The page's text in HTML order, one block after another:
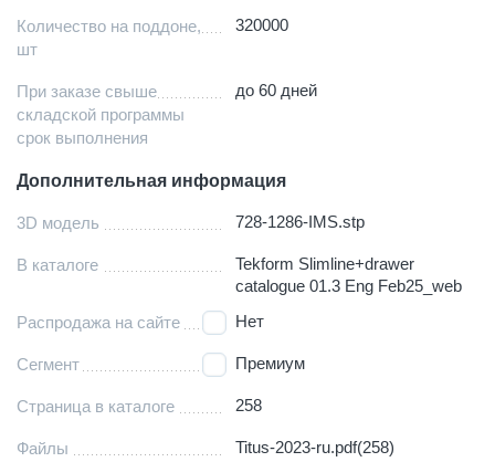
Количество на поддоне,
шт
320000
При заказе свыше
складской программы
срок выполнения
до 60 дней
Дополнительная информация
3D модель 728-1286-IMS.stp
В каталоге
Tekform Slimline+drawer
catalogue 01.3 Eng Feb25_web
Распродажа на сайте
Нет
Сегмент Премиум
Страница в каталоге 258
Файлы Titus-2023-ru.pdf(258)